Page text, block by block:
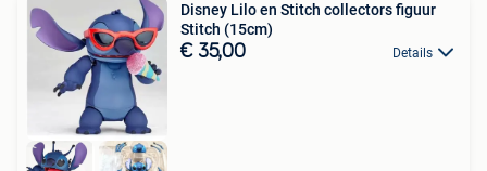
Disney Lilo en Stitch collectors figuur
Stitch (15cm)
€ 35,00 Details